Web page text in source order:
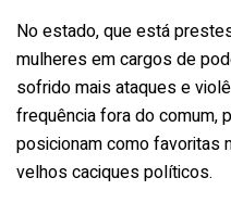
No estado, que está
mulheres em cargos de
sofrido mais ataques e
frequência fora do comum,
posicionam como favoritas
velhos caciques políticos.